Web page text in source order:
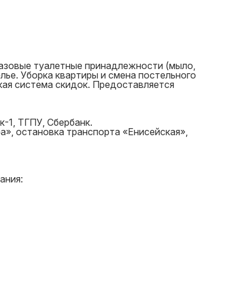
туалетные принадлежности (мыло,
Уборка квартиры и смена постельного
система скидок. Предоставляется
1, ТГПУ, Сбербанк.
остановка транспорта «Енисейская»,